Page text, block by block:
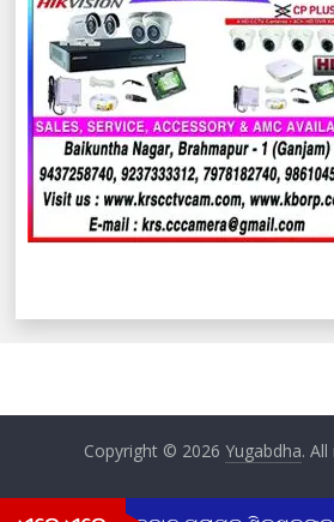
Copyright © 2026Yugabdha.